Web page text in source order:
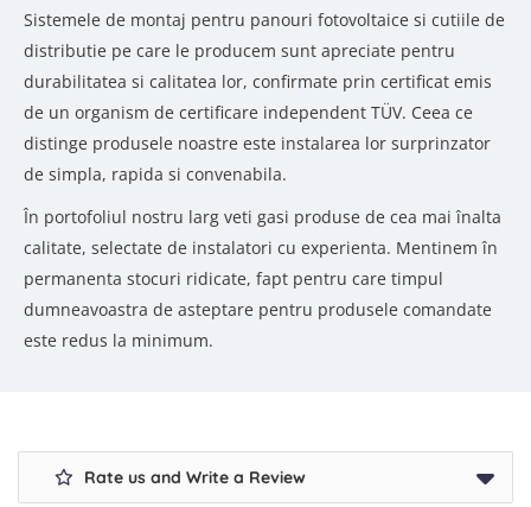
Sistemele de montaj pentru panouri fotovoltaice si cutiile de
distributie pe care le producem sunt apreciate pentru
durabilitatea si calitatea lor, confirmate prin certificat emis
de un organism de certificare independent TÜV. Ceea ce
distinge produsele noastre este instalarea lor surprinzator
de simpla, rapida si convenabila.
În portofoliul nostru larg veti gasi produse de cea mai înalta
calitate, selectate de instalatori cu experienta. Mentinem în
permanenta stocuri ridicate, fapt pentru care timpul
dumneavoastra de asteptare pentru produsele comandate
este redus la minimum.
Rate us and Write a Review